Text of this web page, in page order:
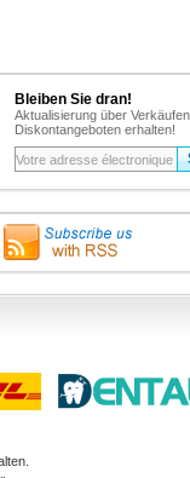
Bleiben Sie dran!
Aktualisierung über
Diskontangeboten erhalten!